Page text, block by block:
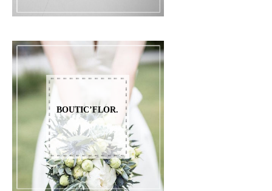
BOUTIC’FLOR.